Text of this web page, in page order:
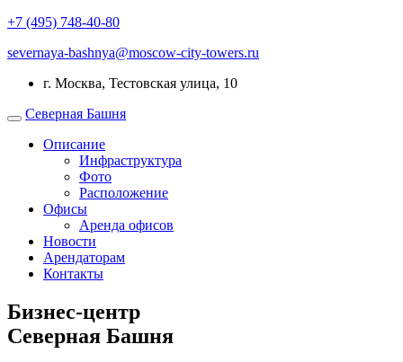
+7 (495) 748-40-80
severnaya-bashnya@moscow-city-towers.ru
г. Москва, Тестовская улица, 10
Северная Башня
Описание
Инфраструктура
Фото
Расположение
Офисы
Аренда офисов
Новости
Арендаторам
Контакты
Бизнес-центр
Северная Башня